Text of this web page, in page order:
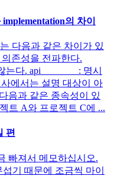
의 차이
다음과 같은 차이가 있
존성을 전파한다.
지 않는다. api : 명시
에서는 설명 대상이 아
음과 같은 종속성이 있
트 A와 프로젝트 C에 ...
편
빠져서 메모하십시오.
기 때문에 조금씩 마이